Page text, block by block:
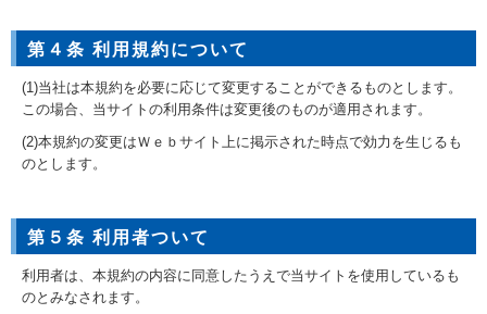
第４条 利用規約について
(1)当社は本規約を必要に応じて変更することができるものとします。
この場合、当サイトの利用条件は変更後のものが適用されます。
(2)本規約の変更はＷｅｂサイト上に掲示された時点で効力を生じるも
のとします。
第５条 利用者ついて
利用者は、本規約の内容に同意したうえで当サイトを使用しているも
のとみなされます。